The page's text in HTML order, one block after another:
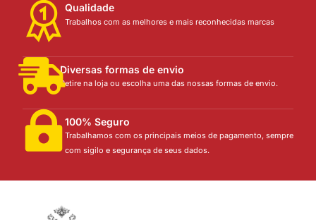
Qualidade
Trabalhos com as melhores e mais reconhecidas marcas
Diversas formas de envio
Retire na loja ou escolha uma das nossas formas de envio.
100% Seguro
Trabalhamos com os principais meios de pagamento, sempre
com sigilo e segurança de seus dados.